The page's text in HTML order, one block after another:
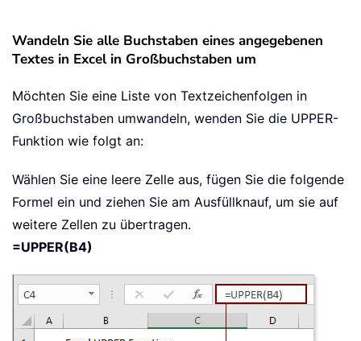
Wandeln Sie alle Buchstaben eines angegebenen
Textes in Excel in Großbuchstaben um
Möchten Sie eine Liste von Textzeichenfolgen in
Großbuchstaben umwandeln, wenden Sie die UPPER-
Funktion wie folgt an:
Wählen Sie eine leere Zelle aus, fügen Sie die folgende
Formel ein und ziehen Sie am Ausfüllknauf, um sie auf
weitere Zellen zu übertragen.
=UPPER(B4)